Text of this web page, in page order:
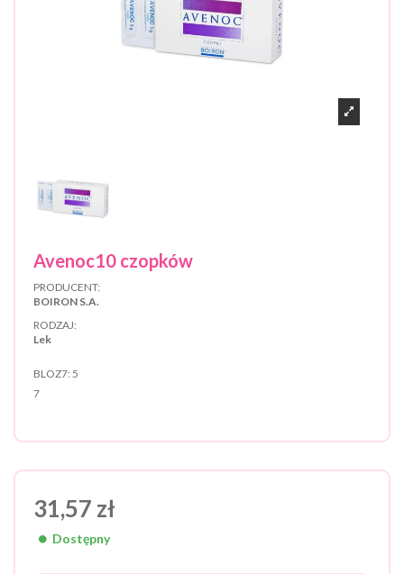
Avenoc10 czopków
PRODUCENT:
BOIRON S.A.
RODZAJ:
Lek
BLOZ7: 5
7
31,57 zł
Dostępny